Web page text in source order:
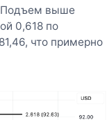
Подъем выше
0,618 по
что примерно